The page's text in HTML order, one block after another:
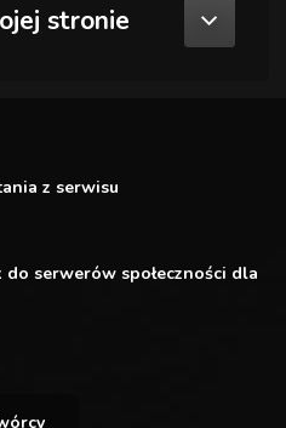
stronie
z serwisu
serwerów społeczności dla